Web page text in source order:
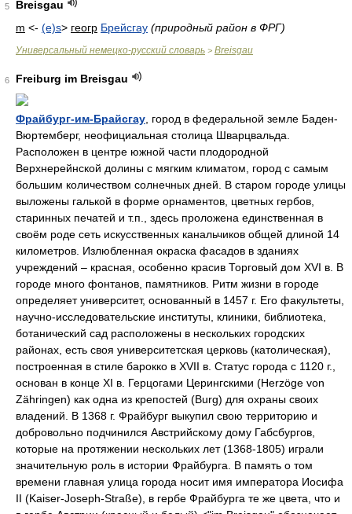
5
Breisgau
m <- (e)s> геогр Брейсгау (природный район в ФРГ)
Универсальный немецко-русский словарь > Breisgau
6 Freiburg im Breisgau
Фрайбург-им-Брайсгау , город в федеральной земле Баден-
Вюртемберг, неофициальная столица Шварцвальда.
Расположен в центре южной части плодородной
Верхнерейнской долины с мягким климатом, город с самым
большим количеством солнечных дней. В старом городе улицы
выложены галькой в форме орнаментов, цветных гербов,
старинных печатей и т.п., здесь проложена единственная в
своём роде сеть искусственных канальчиков общей длиной 14
километров. Излюбленная окраска фасадов в зданиях
учреждений – красная, особенно красив Торговый дом XVI в. В
городе много фонтанов, памятников. Ритм жизни в городе
определяет университет, основанный в 1457 г. Его факультеты,
научно-исследовательские институты, клиники, библиотека,
ботанический сад расположены в нескольких городских
районах, есть своя университетская церковь (католическая),
построенная в стиле барокко в XVII в. Статус города с 1120 г.,
основан в конце XI в. Герцогами Церингскими (Herzöge von
Zähringen) как одна из крепостей (Burg) для охраны своих
владений. В 1368 г. Фрайбург выкупил свою территорию и
добровольно подчинился Австрийскому дому Габсбургов,
которые на протяжении нескольких лет (1368-1805) играли
значительную роль в истории Фрайбурга. В память о том
времени главная улица города носит имя императора Иосифа
II (Kaiser-Joseph-Straße), в гербе Фрайбурга те же цвета, что и